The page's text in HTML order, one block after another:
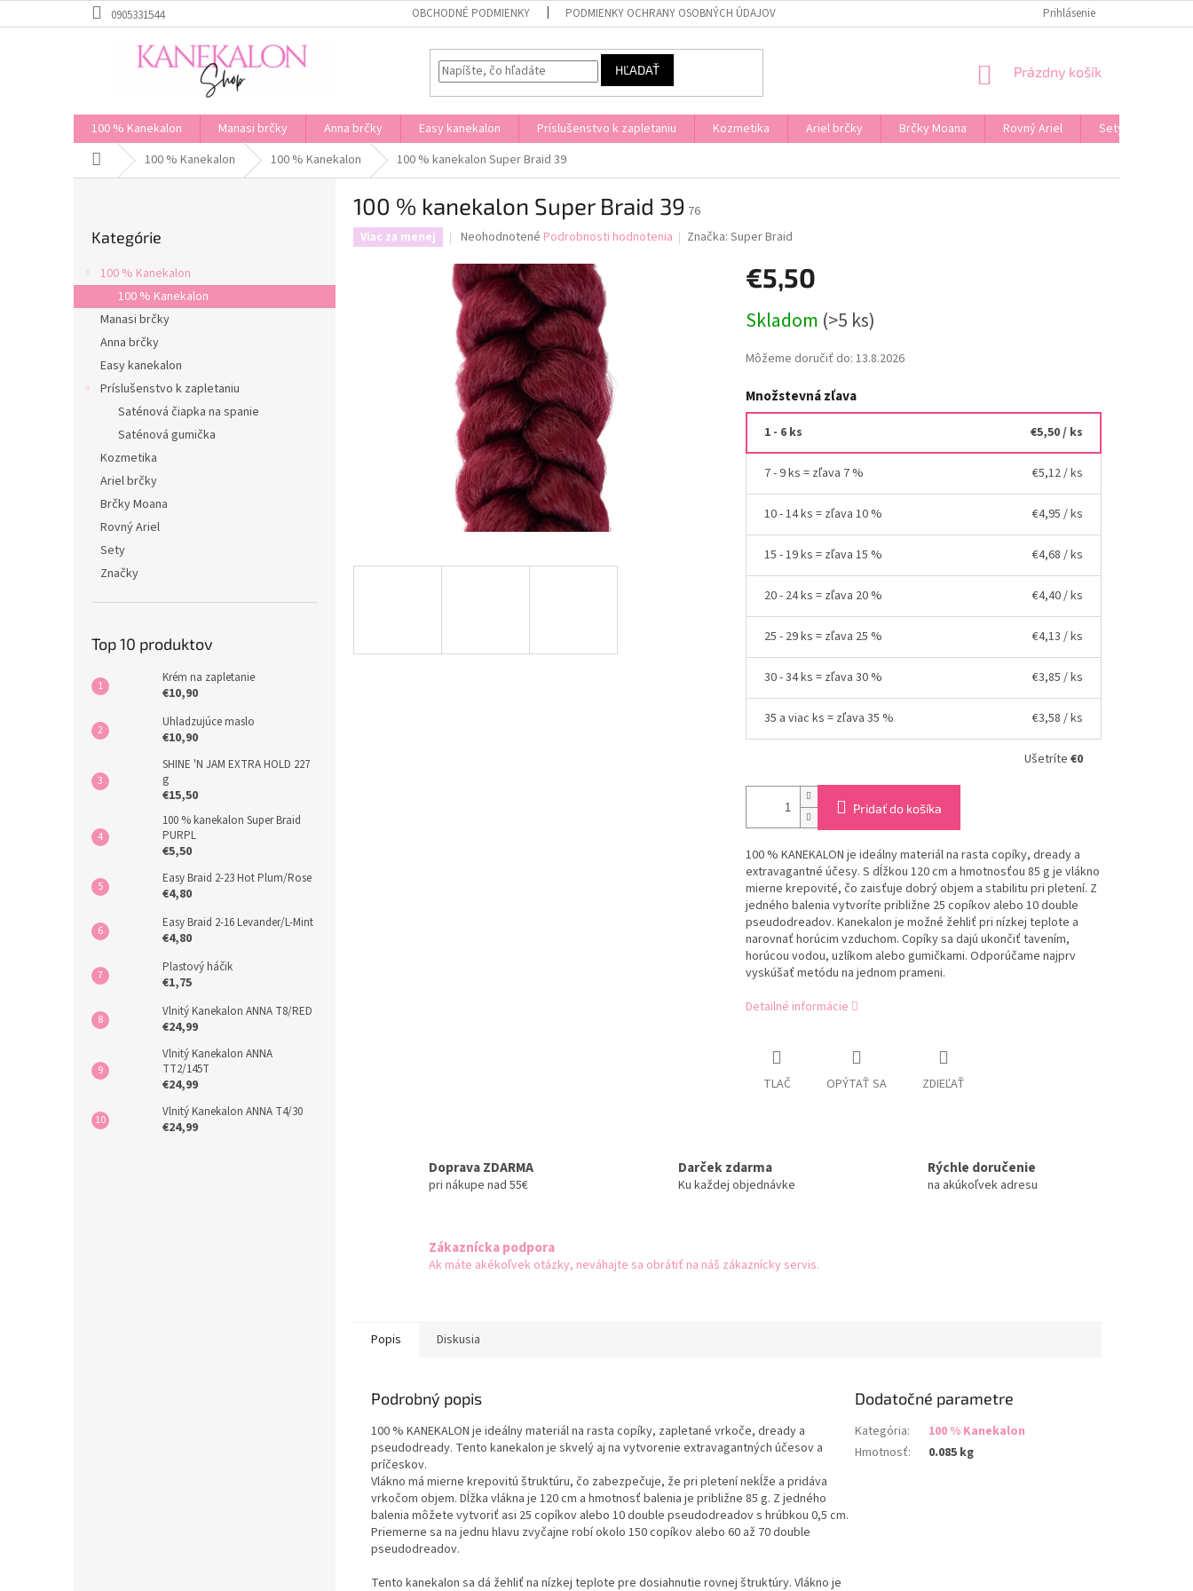
na
0905331544 OBCHODNÉ PODMIENKY PODMIENKY OCHRANY OSOBNÝCH ÚDAJOV Prihlásenie
HĽADAŤ
NÁKUPNÝ
Prázdny košík
100 % Kanekalon Manasi brčky Anna brčky Easy kanekalon Príslušenstvo k zapletaniu Kozmetika Ariel brčky Brčky Moana Rovný Ariel Sety
Domov100 % Kanekalon 100 % Kanekalon 100 % kanekalon Super Braid 39
p
a
kategórie
Kategórie
100 % Kanekalon
100 % Kanekalon
Manasi brčky
Anna brčky
Easy kanekalon
Príslušenstvo k zapletaniu
Saténová čiapka na spanie
Saténová gumička
Kozmetika
Ariel brčky
Brčky Moana
Rovný Ariel
Sety
Značky
Top 10 produktov
Krém na zapletanie
€10,90
Uhladzujúce maslo
€10,90
SHINE 'N JAM EXTRA HOLD 227
g
€15,50
100 % kanekalon Super Braid
PURPL
€5,50
Easy Braid 2-23 Hot Plum/Rose
€4,80
Easy Braid 2-16 Levander/L-Mint
€4,80
Plastový háčik
€1,75
Vlnitý Kanekalon ANNA T8/RED
€24,99
Vlnitý Kanekalon ANNA
TT2/145T
€24,99
Vlnitý Kanekalon ANNA T4/30
€24,99
100 % kanekalon Super Braid 39 76
Viac za menej
Priemerné
produktu
je
0,0
z
5
hviezdičiek.
Neohodnotené Podrobnosti hodnotenia Značka:Super Braid
€5,50
cena:
Skladom (>5 ks)
Môžeme doručiť do: 13.8.2026
Množstevná zľava
1 - 6 ks €5,50/ ks
7 - 9 ks = zľava 7 % €5,12/ ks
10 - 14 ks = zľava 10 % €4,95 / ks
15 - 19 ks = zľava 15 % €4,68 / ks
20 - 24 ks = zľava 20 % €4,40/ ks
25 - 29 ks = zľava 25 % €4,13 / ks
30 - 34 ks = zľava 30 % €3,85 / ks
35 a viac ks = zľava 35 % €3,58 / ks
Ušetríte €0
Pridať do košíka
100 % KANEKALON je ideálny materiál na rasta copíky, dready a
extravagantné účesy. S dĺžkou 120 cm a hmotnosťou 85 g je vlákno
mierne krepovité, čo zaisťuje dobrý objem a stabilitu pri pletení. Z
jedného balenia vytvoríte približne 25 copíkov alebo 10 double
pseudodreadov. Kanekalon je možné žehliť pri nízkej teplote a
narovnať horúcim vzduchom. Copíky sa dajú ukončiť tavením,
horúcou vodou, uzlíkom alebo gumičkami. Odporúčame najprv
vyskúšať metódu na jednom prameni.
Detailné informácie
TLAČ OPÝTAŤ SA ZDIEĽAŤ
Doprava ZDARMA
pri nákupe nad 55€
Darček zdarma
Ku každej objednávke
Rýchle doručenie
na akúkoľvek adresu
Zákaznícka podpora
Ak máte akékoľvek otázky, neváhajte sa obrátiť na náš zákaznícky servis.
Popis Diskusia
Podrobný popis
100 % KANEKALON je ideálny materiál na rasta copíky, zapletané vrkoče, dready a
pseudodready. Tento kanekalon je skvelý aj na vytvorenie extravagantných účesov a
príčeskov.
Vlákno má mierne krepovitú štruktúru, čo zabezpečuje, že pri pletení nekĺže a pridáva
vrkočom objem. Dĺžka vlákna je 120 cm a hmotnosť balenia je približne 85 g. Z jedného
balenia môžete vytvoriť asi 25 copíkov alebo 10 double pseudodreadov s hrúbkou 0,5 cm.
Priemerne sa na jednu hlavu zvyčajne robí okolo 150 copíkov alebo 60 až 70 double
pseudodreadov.
Tento kanekalon sa dá žehliť na nízkej teplote pre dosiahnutie rovnej štruktúry. Vlákno je
Dodatočné parametre
Kategória:
100 % Kanekalon
Hmotnosť: 0.085 kg